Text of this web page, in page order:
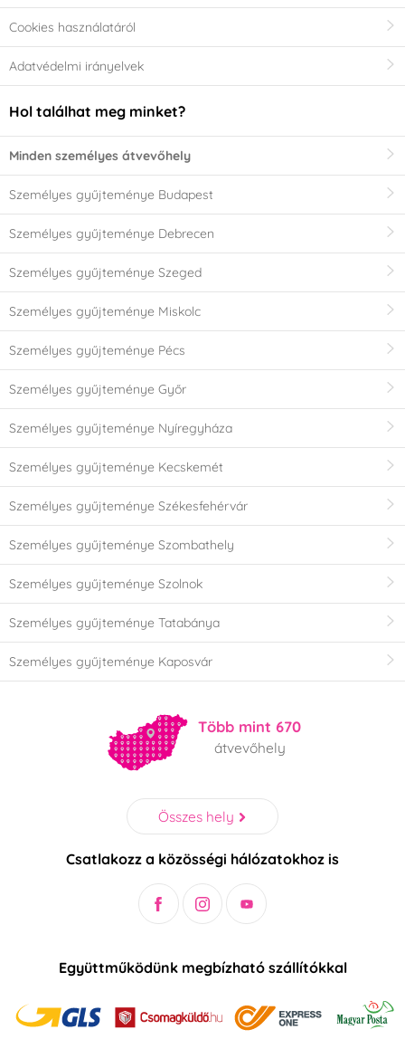
Cookies használatáról
Adatvédelmi irányelvek
Hol találhat meg minket?
Minden személyes átvevőhely
Személyes gyűjteménye Budapest
Személyes gyűjteménye Debrecen
Személyes gyűjteménye Szeged
Személyes gyűjteménye Miskolc
Személyes gyűjteménye Pécs
Személyes gyűjteménye Győr
Személyes gyűjteménye Nyíregyháza
Személyes gyűjteménye Kecskemét
Személyes gyűjteménye Székesfehérvár
Személyes gyűjteménye Szombathely
Személyes gyűjteménye Szolnok
Személyes gyűjteménye Tatabánya
Személyes gyűjteménye Kaposvár
Több mint 670
átvevőhely
Összes hely
Csatlakozz a közösségi hálózatokhoz is
Együttműködünk megbízható szállítókkal